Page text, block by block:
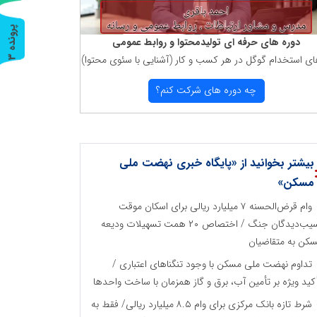
دوره های حرفه ای تولیدمحتوا و روابط عمومی
استخدام گوگل در هر كسب و كار (آشنایی با سئوی محتوا)
چه دوره های شركت كنم؟
بیشتر بخوانید از «پایگاه خبری نهضت ملی
مسکن»
وام قرض‌الحسنه ۷ میلیارد ریالی برای اسکان موقت
آسیب‌دیدگان جنگ / اختصاص ۲۰ همت تسهیلات ودیعه
به متقاضیان
تداوم نهضت ملی مسکن با وجود تنگناهای اعتباری /
ویژه بر تأمین آب، برق و گاز همزمان با ساخت واحدها
شرط تازه بانک مرکزی برای وام ۸.۵ میلیارد ریالی/ فقط به
پ
ر
و
ن
د
ه
3